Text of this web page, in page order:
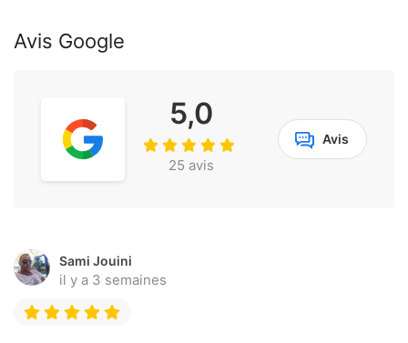
Avis Google
5,0
25 avis
Avis
Sami Jouini
il y a 3 semaines